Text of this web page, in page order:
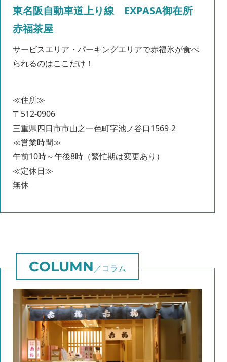
東名阪自動車道上り線 EXPASA御在所
赤福茶屋
サービスエリア・パーキングエリアで赤福氷が食べ
られるのはここだけ！
≪住所≫
〒512-0906
三重県四日市市山之一色町字池ノ谷口1569-2
≪営業時間≫
午前10時～午後8時（繁忙期は変更あり）
≪定休日≫
無休
コラム